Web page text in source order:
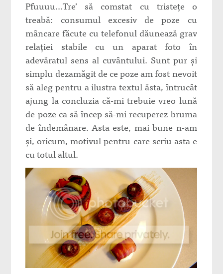
Pfuuuu…Tre’ să comstat cu tristețe o
treabă: consumul excesiv de poze cu
mâncare făcute cu telefonul dăunează grav
relației stabile cu un aparat foto în
adevăratul sens al cuvântului. Sunt pur și
simplu dezamăgit de ce poze am fost nevoit
să aleg pentru a ilustra textul ăsta, întrucât
ajung la concluzia că-mi trebuie vreo lună
de poze ca să încep să-mi recuperez bruma
de îndemânare. Asta este, mai bune n-am
și, oricum, motivul pentru care scriu asta e
cu totul altul.